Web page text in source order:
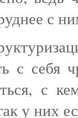
с
с себя
с
у них